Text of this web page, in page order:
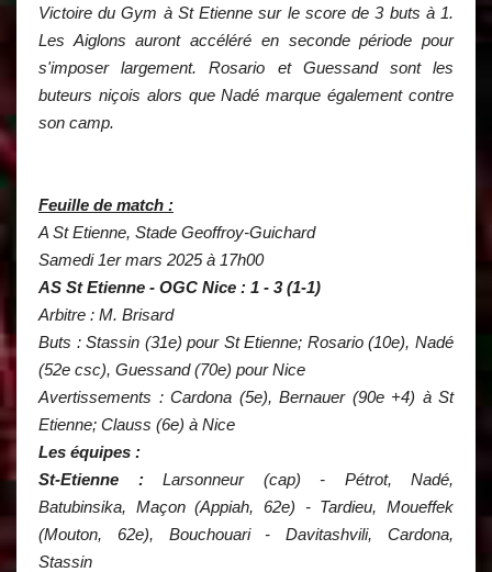
Victoire du Gym à St Etienne sur le score de 3 buts à 1.
Les Aiglons auront accéléré en seconde période pour
s'imposer largement. Rosario et Guessand sont les
buteurs niçois alors que Nadé marque également contre
son camp.
Feuille de match :
A St Etienne, Stade Geoffroy-Guichard
Samedi 1er mars 2025 à 17h00
AS St Etienne - OGC Nice : 1 - 3 (1-1)
Arbitre : M. Brisard
Buts : Stassin (31e) pour St Etienne; Rosario (10e), Nadé
(52e csc), Guessand (70e) pour Nice
Avertissements : Cardona (5e), Bernauer (90e +4) à St
Etienne; Clauss (6e) à Nice
Les équipes :
St-Etienne :Larsonneur (cap) - Pétrot, Nadé,
Batubinsika, Maçon (Appiah, 62e) - Tardieu, Moueffek
(Mouton, 62e), Bouchouari - Davitashvili, Cardona,
Stassin